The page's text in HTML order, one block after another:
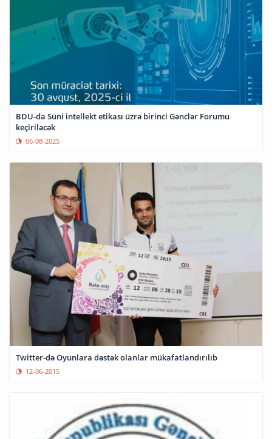
BDU-da Süni intellekt etikası üzrə birinci Gənclər Forumu
keçiriləcək
06-08-2025
Twitter-də Oyunlara dəstək olanlar mükafatlandırılıb
12-06-2015